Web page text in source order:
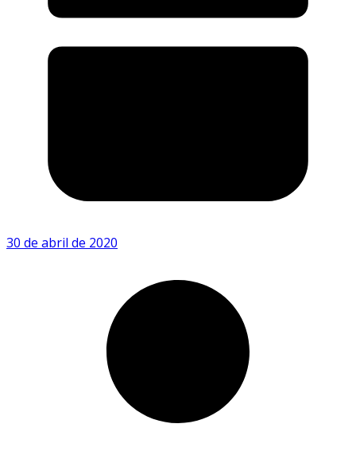
30 de abril de 2020